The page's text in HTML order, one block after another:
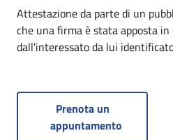
Dettagli
Attestazione da parte di un
che una firma è stata apposta in
dall'interessato da lui
Prenota un
appuntamento